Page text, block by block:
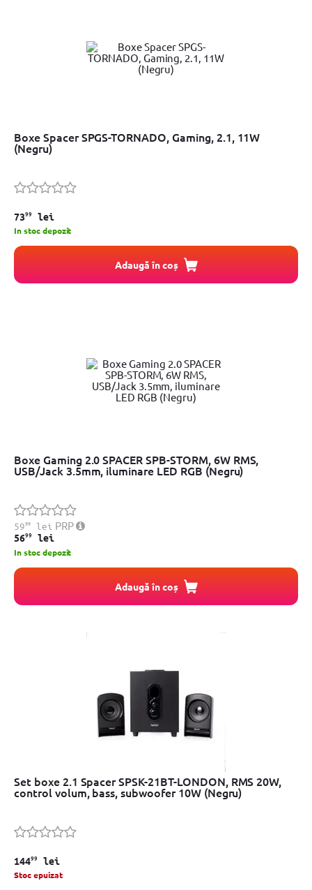
Boxe Spacer SPGS-TORNADO, Gaming, 2.1, 11W
(Negru)
7399 lei
In stoc depozit
Adaugă în coș
Boxe Gaming 2.0 SPACER SPB-STORM, 6W RMS,
USB/Jack 3.5mm, iluminare LED RGB (Negru)
5999lei PRP
5699 lei
In stoc depozit
Adaugă în coș
Set boxe 2.1 Spacer SPSK-21BT-LONDON, RMS 20W,
control volum, bass, subwoofer 10W (Negru)
14499 lei
Stoc epuizat